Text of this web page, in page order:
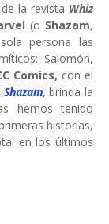
la revista Whiz
(o Shazam,
persona las
Salomón,
Comics, con el
, brinda la
hemos tenido
historias,
en los últimos